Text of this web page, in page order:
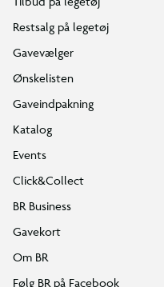
Restsalg på legetøj
Gavevælger
Ønskelisten
Gaveindpakning
Katalog
Events
Click&Collect
BR Business
Gavekort
Om BR
Følg BR på Facebook